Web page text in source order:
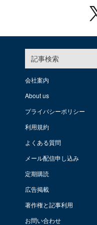
記事検索
会社案内
About us
プライバシーポリシー
利用規約
よくある質問
メール配信申し込み
定期購読
広告掲載
著作権と記事利用
お問い合わせ